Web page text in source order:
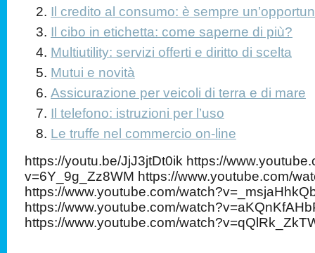
Il credito al consumo: è sempre
Il cibo in etichetta: come saperne di più?
Multiutility: servizi offerti e diritto di scelta
Mutui e novità
Assicurazione per veicoli di terra e di mare
Il telefono: istruzioni per l’uso
Le truffe nel commercio on-line
https://youtu.be/JjJ3jtDt0ik https://
v=6Y_9g_Zz8WM https://www.youtube.com/
https://www.youtube.com/
https://www.youtube.com/
https://www.youtube.com/